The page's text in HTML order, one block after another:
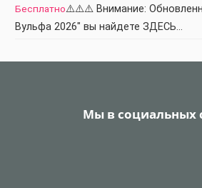
Бесплатно⚠️⚠️⚠️ Внимание:
Вульфа 2026" вы найдете ЗДЕСЬ…
Мы в социальных